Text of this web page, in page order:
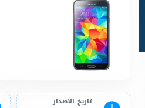
تاريخ الاصدار